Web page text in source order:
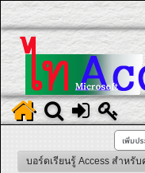
บอร์ดเรียนรู้ Access สำหรั